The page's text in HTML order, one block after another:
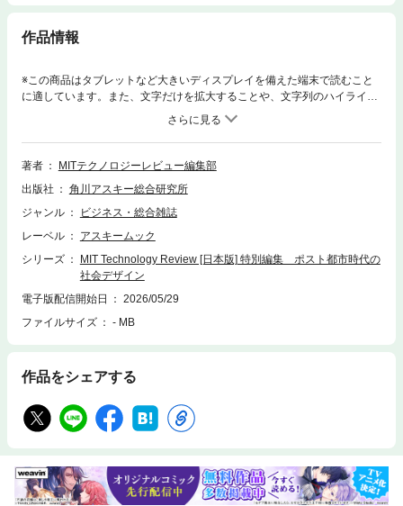
作品情報
※この商品はタブレットなど大きいディスプレイを備えた端末で読むこと
に適しています。また、文字だけを拡大することや、文字列のハイライ
ト、検索、辞書の参照、引用などの機能が使用できません。AI時代、都市
部のホワイトカラーが不要になっていくともいわれるなか、地方の存在感
が大きくなっていく。ポスト都市時代を見つめた新しいビジネスMOOK。
少子高齢化でイノベーションが急務な日本において、最大の壁は「実証フ
の縮図」広島を、国内最適なテストベッド（実験都市）として再定義す
る。現場で挑む変革者の姿や挑戦を支えるエコシステム、さらに首都圏企
新規事業の社会実装を加速させる有力な選択肢であることを提示する一
冊。
著者
MITテクノロジーレビュー編集部
出版社
角川アスキー総合研究所
ジャンル
ビジネス・総合雑誌
レーベル
アスキームック
シリーズ
MIT Technology Review [日本版] 特別編集 ポスト都市時代の
社会デザイン
電子版配信開始日
2026/05/29
ファイルサイズ
- MB
作品をシェアする